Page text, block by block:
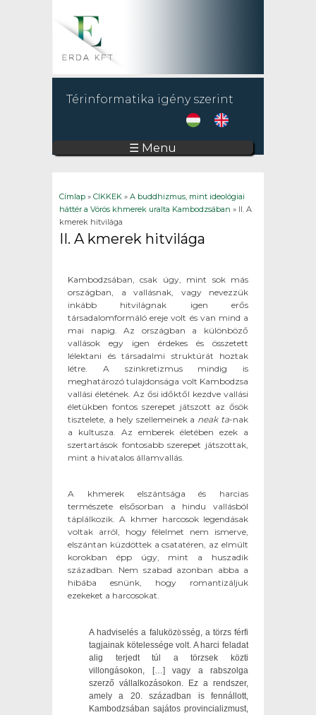
Térinformatika igény szerint
☰ Menu
Jelenlegi hely
Címlap » CIKKEK » A buddhizmus, mint ideológiai
háttér a Vörös khmerek uralta Kambodzsában » II. A
kmerek hitvilága
II. A kmerek hitvilága
Kambodzsában, csak úgy, mint sok más
országban, a vallásnak, vagy nevezzük
inkább hitvilágnak igen erős
társadalomformáló ereje volt és van mind a
mai napig. Az országban a különböző
vallások egy igen érdekes és összetett
lélektani és társadalmi struktúrát hoztak
létre. A szinkretizmus mindig is
meghatározó tulajdonsága volt Kambodzsa
vallási életének. Az ősi időktől kezdve vallási
életükben fontos szerepet játszott az ősök
tisztelete, a hely szellemeinek a neak ta-nak
a kultusza. Az emberek életében ezek a
szertartások fontosabb szerepet játszottak,
mint a hivatalos államvallás.
A khmerek elszántsága és harcias
természete elsősorban a hindu vallásból
táplálkozik. A khmer harcosok legendásak
voltak arról, hogy félelmet nem ismerve,
elszántan küzdöttek a csatatéren, az elmúlt
korokban épp úgy, mint a huszadik
században. Nem szabad azonban abba a
hibába esnünk, hogy romantizáljuk
ezekeket a harcosokat.
A hadviselés a faluközösség, a törzs férfi
tagjainak kötelessége volt. A harci feladat
alig terjedt túl a törzsek közti
villongásokon, […] vagy a rabszolga
szerző vállalkozásokon. Ez a rendszer,
amely a 20. században is fennállott,
Kambodzsában sajátos provincializmust,